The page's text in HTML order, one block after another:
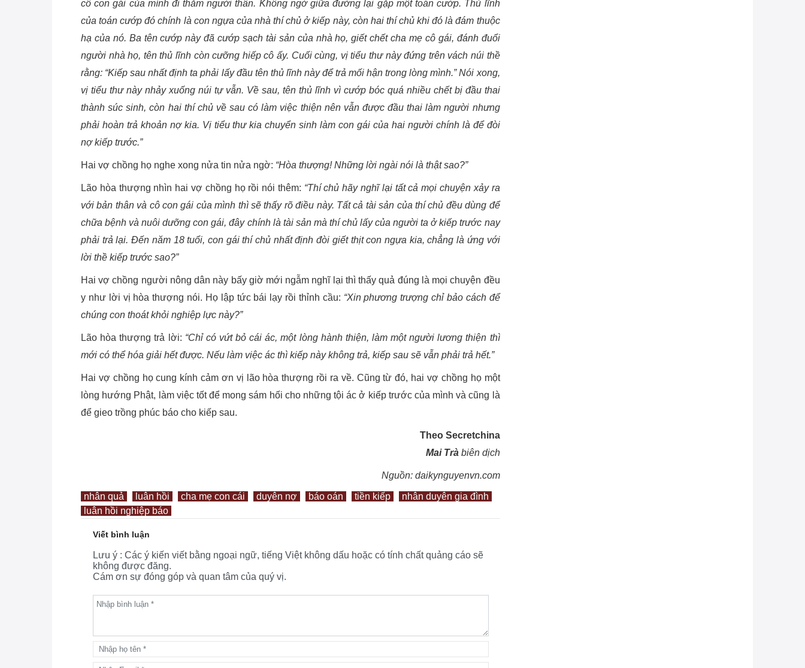
cô con gái của mình đi thăm người thân. Không ngờ giữa đường lại gặp một toán cướp. Thủ lĩnh
của toán cướp đó chính là con ngựa của nhà thí chủ ở kiếp này, còn hai thí chủ khi đó là đám thuộc
hạ của nó. Ba tên cướp này đã cướp sạch tài sản của nhà họ, giết chết cha mẹ cô gái, đánh đuổi
người nhà họ, tên thủ lĩnh còn cưỡng hiếp cô ấy. Cuối cùng, vị tiểu thư này đứng trên vách núi thề
rằng: “Kiếp sau nhất định ta phải lấy đầu tên thủ lĩnh này để trả mối hận trong lòng mình.” Nói xong,
vị tiểu thư này nhảy xuống núi tự vẫn. Về sau, tên thủ lĩnh vì cướp bóc quá nhiều chết bị đầu thai
thành súc sinh, còn hai thí chủ về sau có làm việc thiện nên vẫn được đầu thai làm người nhưng
phải hoàn trả khoản nợ kia. Vị tiểu thư kia chuyển sinh làm con gái của hai người chính là để đòi
nợ kiếp trước.”
Hai vợ chồng họ nghe xong nửa tin nửa ngờ: “Hòa thượng! Những lời ngài nói là thật sao?”
Lão hòa thượng nhìn hai vợ chồng họ rồi nói thêm: “Thí chủ hãy nghĩ lại tất cả mọi chuyện xảy ra
với bản thân và cô con gái của mình thì sẽ thấy rõ điều này. Tất cả tài sản của thí chủ đều dùng để
chữa bệnh và nuôi dưỡng con gái, đây chính là tài sản mà thí chủ lấy của người ta ở kiếp trước nay
phải trả lại. Đến năm 18 tuổi, con gái thí chủ nhất định đòi giết thịt con ngựa kia, chẳng là ứng với
lời thề kiếp trước sao?”
Hai vợ chồng người nông dân này bấy giờ mới ngẫm nghĩ lại thì thấy quả đúng là mọi chuyện đều
y như lời vị hòa thượng nói. Họ lập tức bái lạy rồi thỉnh cầu: “Xin phương trượng chỉ bảo cách để
chúng con thoát khỏi nghiệp lực này?”
Lão hòa thượng trả lời: “Chỉ có vứt bỏ cái ác, một lòng hành thiện, làm một người lương thiện thì
mới có thể hóa giải hết được. Nếu làm việc ác thì kiếp này không trả, kiếp sau sẽ vẫn phải trả hết.”
Hai vợ chồng họ cung kính cảm ơn vị lão hòa thượng rồi ra về. Cũng từ đó, hai vợ chồng họ một
lòng hướng Phật, làm việc tốt để mong sám hối cho những tội ác ở kiếp trước của mình và cũng là
để gieo trồng phúc báo cho kiếp sau.
Theo Secretchina
Mai Trà biên dịch
Nguồn: daikynguyenvn.com
nhân quả luân hồi cha mẹ con cái duyên nợ báo oán tiền kiếp
nhân duyên gia đình
luân hồi nghiệp báo
Viết bình luận
Lưu ý : Các ý kiến viết bằng ngoại ngữ, tiếng Việt không dấu hoặc có tính chất quảng cáo sẽ
không được đăng.
Cám ơn sự đóng góp và quan tâm của quý vị.